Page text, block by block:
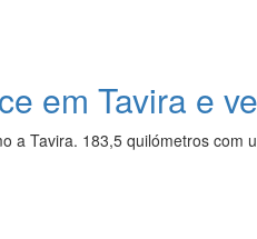
em Tavira e
a Tavira. 183,5 quilómetros com